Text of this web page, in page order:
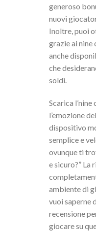
generoso
nuovi
Inoltre, puoi
grazie ai nine
anche
che
soldi.
Scarica
l’emozione
dispositivo
semplice e
ovunque ti
e sicuro?” La
ambiente di
vuoi saperne
recensione
giocare su